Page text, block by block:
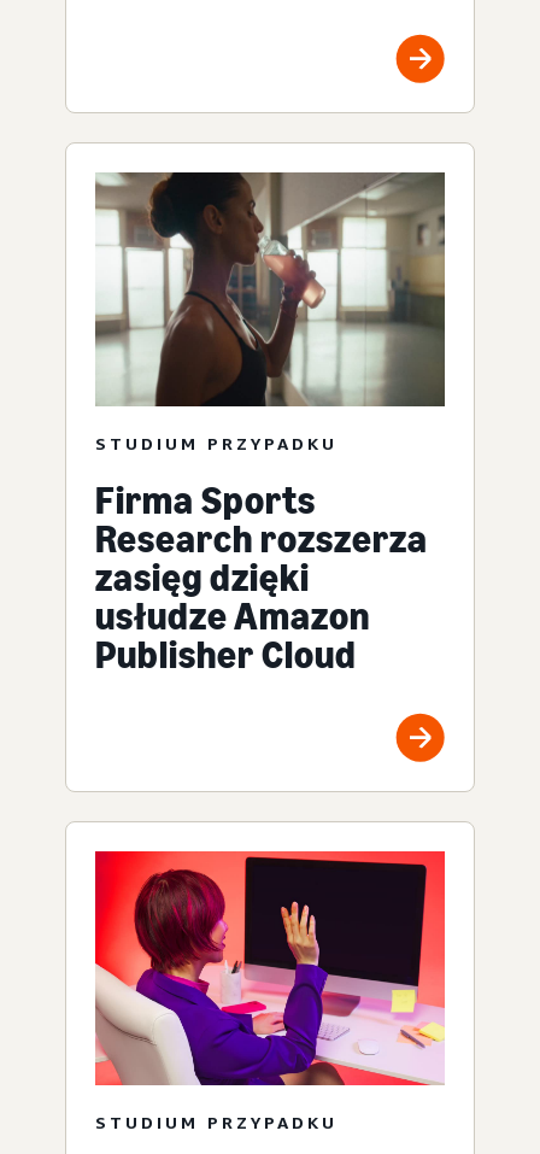
STUDIUM PRZYPADKU
Firma Sports
Research rozszerza
zasięg dzięki
usłudze Amazon
Publisher Cloud
STUDIUM PRZYPADKU